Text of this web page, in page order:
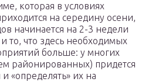
которая в условиях
на середину осени,
начинается на 2-3 недели
то, что здесь необходимых
больше: у многих
районированных) придется
«определять» их на